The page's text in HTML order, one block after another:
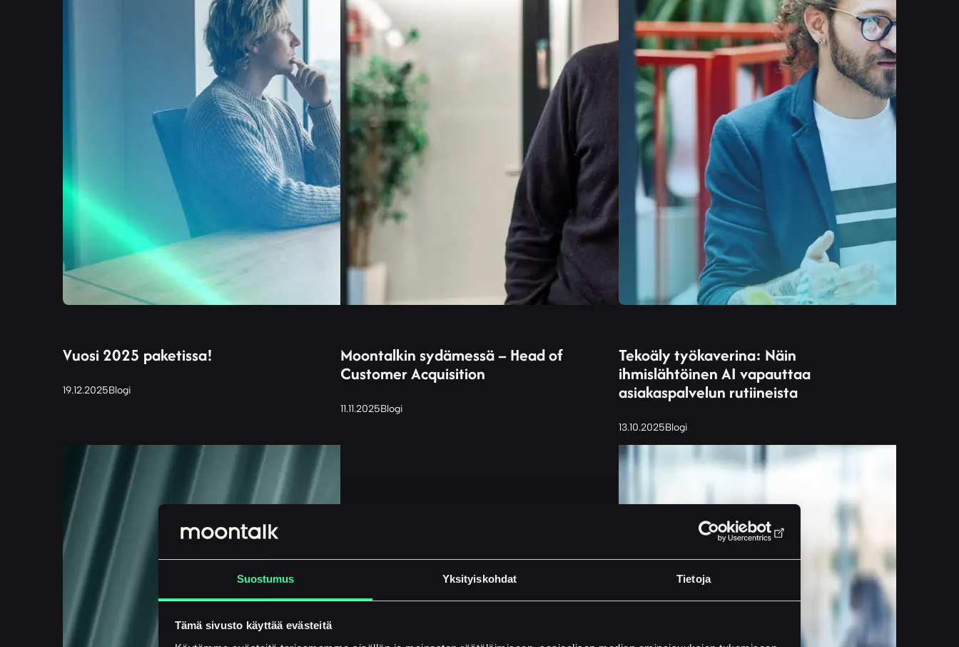
Suostumus Yksityiskohdat Tietoja
Tämä sivusto käyttää evästeitä
Vuosi 2025 paketissa!
19.12.2025Blogi
Moontalkin sydämessä – Head of
Customer Acquisition
11.11.2025Blogi
Tekoäly työkaverina: Näin
ihmislähtöinen AI vapauttaa
asiakaspalvelun rutiineista
13.10.2025Blogi